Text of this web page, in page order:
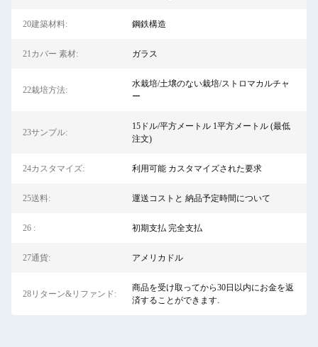
20建築材料: 鋼鉄構造
21カバー 素材: ガラス
22栽培方法:
水栽培/土壌のない栽培/ストロマカルチャ
ー
23サンプル:
15ドル/平方メートル 1平方メートル (最低
注文)
24カスタマイズ: 利用可能 カスタマイズされた要求
25送料: 運送コストと 納品予定時間について
26 : 初期支払 完全支払
27通貨: アメリカドル
28リターン&リファンド:
商品を受け取ってから30日以内にお金を返
済することができます.